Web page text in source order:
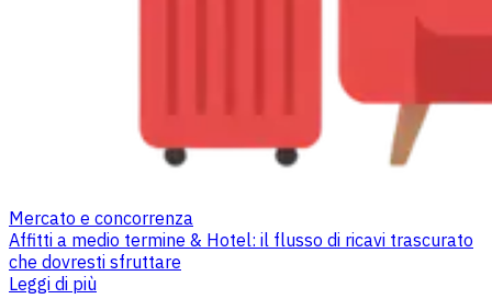
Mercato e concorrenza
Affitti a medio termine & Hotel: il flusso di ricavi trascurato
che dovresti sfruttare
Leggi di più